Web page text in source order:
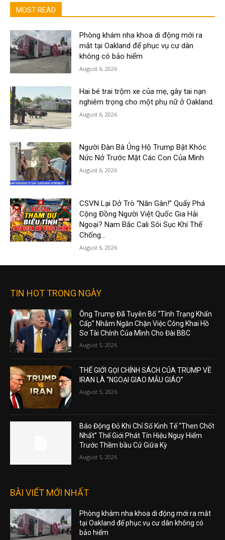
MOST READ
Phòng khám nha khoa di động mới ra
mắt tại Oakland để phục vụ cư dân
không có bảo hiểm
August 6, 2026
Hai bé trai trộm xe của mẹ, gây tai nạn
nghiêm trọng cho một phụ nữ ở Oakland.
August 6, 2026
Người Đàn Bà Ủng Hộ Trump Bật Khóc
Nức Nở Trước Mặt Các Con Của Mình
August 6, 2026
CSVN Lại Dở Trò “Nắn Gân!” Quấy Phá
Cộng Đồng Người Việt Quốc Gia Hải
Ngoại? Nam Bắc Cali Sôi Sục Khí Thế
Chống...
August 6, 2026
TIN HOT TRONG NGÀY
Ông Trump Đã Tuyên Bố “Tình Trạng Khẩn
Cấp” Nhằm Ngăn Chặn Việc Công Khai Hồ
Sơ Tài Chính Của Mình Cho Đài BBC
August 5, 2026
THẾ GIỚI GỌI CHÍNH SÁCH CỦA TRUMP VỀ
IRAN LÀ “NGOẠI GIAO MẪU GIÁO”
August 5, 2026
Báo Động Đỏ Khi Chỉ Số Kinh Tế “Then Chốt
Nhất” Thế Giới Phát Tín Hiệu Nguy Hiểm
Trước Thềm bầu Cử Giữa Kỳ
August 5, 2026
BÀI VIẾT MỚI NHẤT
Phòng khám nha khoa di động mới ra mắt
tại Oakland để phục vụ cư dân không có
bảo hiểm